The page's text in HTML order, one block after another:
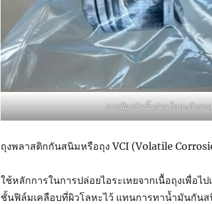
การป้องกันชิ้นส่วนโลหะด้วยพ
ถุงพลาสติกกันสนิมหรือถุง VCI (Volatile
ใช้หลักการในการปล่อยไอระเหยจากเนื้อถุงเพื่อไ
ชั้นฟิล์มเคลือบที่ผิวโลหะไว้ แทนการทาน้ำมันกัน